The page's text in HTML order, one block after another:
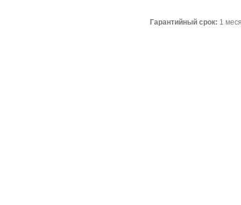
Гарантийный срок: 1